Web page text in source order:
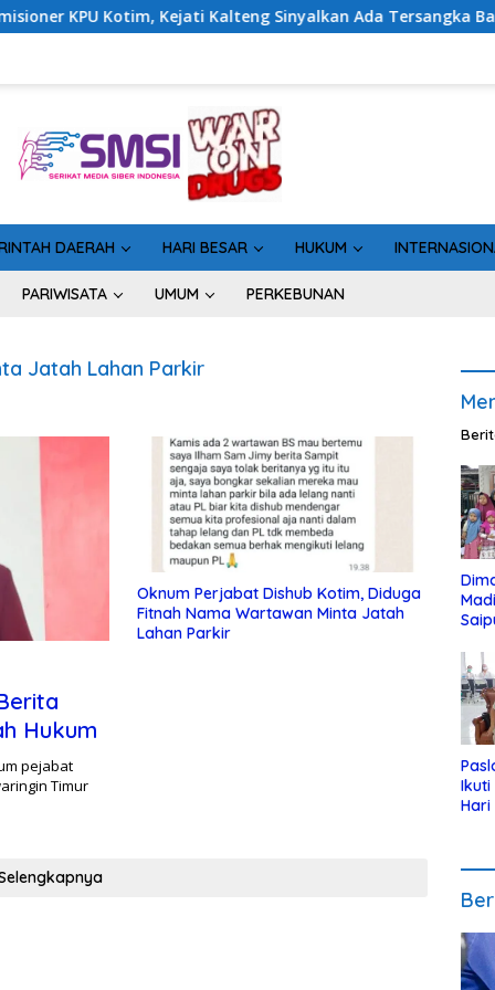
Kejati Kalteng Sinyalkan Ada Tersangka Baru di Kasus
DAERAH HARI BESAR HUKUM
PARIWISATA UMUM PERKEBUNAN
Jatah Lahan Parkir
Hukum
pejabat
Timur
Oknum Perjabat Dishub Kotim, Diduga
Fitnah Nama Wartawan Minta Jatah
Lahan Parkir
Ikuti
Hari